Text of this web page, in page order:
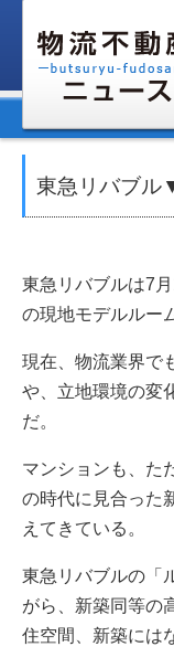
東急リバブル
東急リバブルは7
の現地モデルルー
現在、物流業界で
や、立地環境の変
だ。
マンションも、た
の時代に見合った
えてきている。
東急リバブルの「
がら、新築同等の
住空間、新築には